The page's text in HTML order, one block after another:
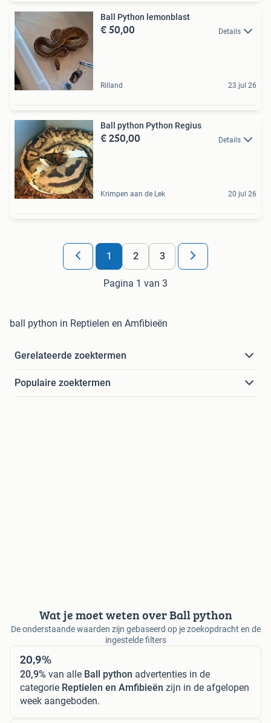
Ball Python lemonblast
€ 50,00 Details
Rilland 23 jul 26
Ball python Python Regius
€ 250,00 Details
Krimpen aan de Lek 20 jul 26
1 2 3
Pagina 1 van 3
ball python in Reptielen en Amfibieën
Gerelateerde zoektermen
Populaire zoektermen
Wat je moet weten over Ball python
De onderstaande waarden zijn gebaseerd op je zoekopdracht en de
ingestelde filters
20,9%
20,9% van alle Ball python advertenties in de
categorie Reptielen en Amfibieën zijn in de afgelopen
week aangeboden.